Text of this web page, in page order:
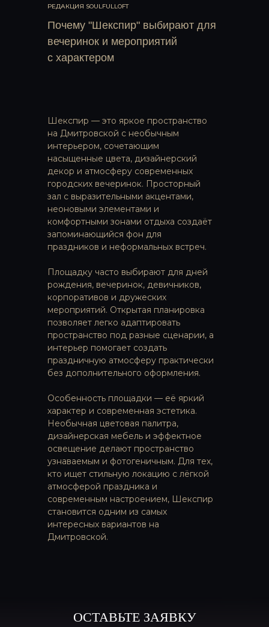
Почему "Шекспир" выбирают для
вечеринок и мероприятий
с характером
РЕДАКЦИЯ SOULFULLOFT
Шекспир — это яркое пространство
на Дмитровской с необычным
интерьером, сочетающим
насыщенные цвета, дизайнерский
декор и атмосферу современных
городских вечеринок. Просторный
зал с выразительными акцентами,
неоновыми элементами и
комфортными зонами отдыха создаёт
запоминающийся фон для
праздников и неформальных встреч.
Площадку часто выбирают для дней
рождения, вечеринок, девичников,
корпоративов и дружеских
мероприятий. Открытая планировка
позволяет легко адаптировать
пространство под разные сценарии, а
интерьер помогает создать
праздничную атмосферу практически
без дополнительного оформления.
Особенность площадки — её яркий
характер и современная эстетика.
Необычная цветовая палитра,
дизайнерская мебель и эффектное
освещение делают пространство
узнаваемым и фотогеничным. Для тех,
кто ищет стильную локацию с лёгкой
атмосферой праздника и
современным настроением, Шекспир
становится одним из самых
интересных вариантов на
Дмитровской.
ОСТАВЬТЕ ЗАЯВКУ
ЛОФТЫ НАПРЯМУЮ
Более 300 пространств в Москве
подробнее
НАБОРЫ, ГОТОВЫЕ К ВАШЕМУ